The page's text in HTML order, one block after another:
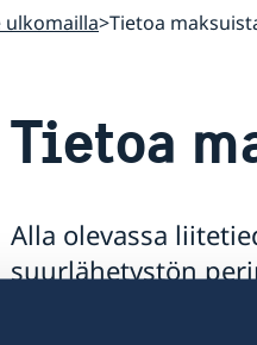
ulkomailla Tietoa
Tietoa
Alla olevassa
suurlähetystön